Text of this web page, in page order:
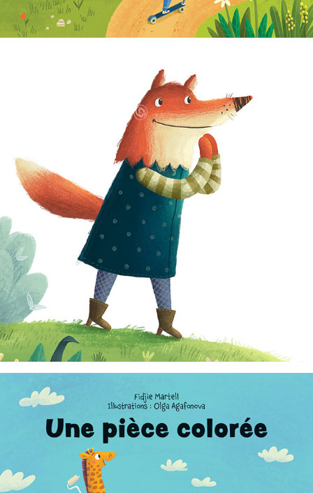
Picture Book for a Fairy Tale